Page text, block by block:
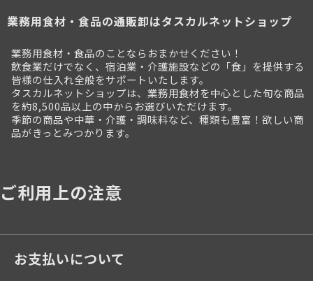
業務用食材・食品の通販卸はタスカルネットショップ
業務用食材・食品のことならおまかせください！
飲食業だけでなく、宿泊業・介護施設などの「食」を提供する
皆様の仕入れ全般をサポートいたします。
タスカルネットショップは、業務用食材を中心とした旬な商品
を約8,500品以上の中からお選びいただけます。
季節の商品や中華・介護・調味料など、種類も豊富！欲しい商
品がきっとみつかります。
ご利用上の注意
お支払いについて